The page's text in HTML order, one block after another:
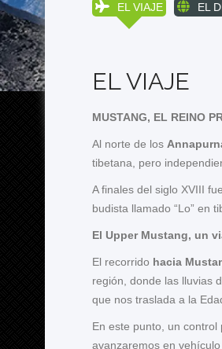
EL VIAJE EL
EL VIAJE
MUSTANG, EL REINO
Al norte de los
tibetana, pero
A finales del siglo XVIII
budista llamado “Lo” en
El Upper Mustang, un
El recorrido hacia
región, donde las lluvias
que nos traslada a la
En este punto, un
avanzaremos en